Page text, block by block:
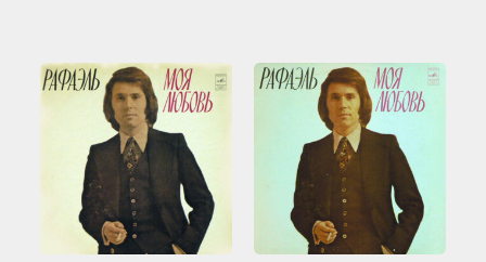
Моя
Любовь
Моя
Любовь